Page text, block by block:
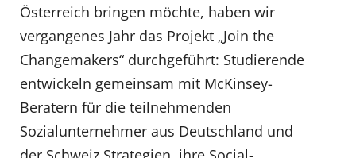
Österreich bringen möchte, haben wir
vergangenes Jahr das Projekt „Join the
Changemakers“ durchgeführt: Studierende
entwickeln gemeinsam mit McKinsey-
Beratern für die teilnehmenden
Sozialunternehmer aus Deutschland und